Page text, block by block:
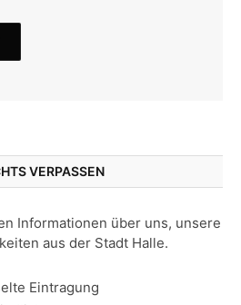
VERPASSEN
Informationen über uns, unsere
aus der Stadt Halle.
Eintragung